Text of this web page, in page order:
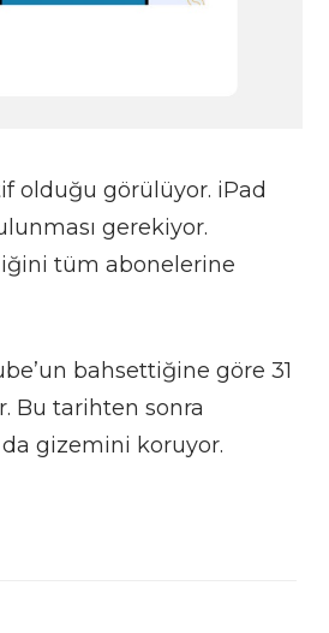
olduğu görülüyor. iPad
gerekiyor.
tüm abonelerine
bahsettiğine göre 31
Bu tarihten sonra
da gizemini koruyor.